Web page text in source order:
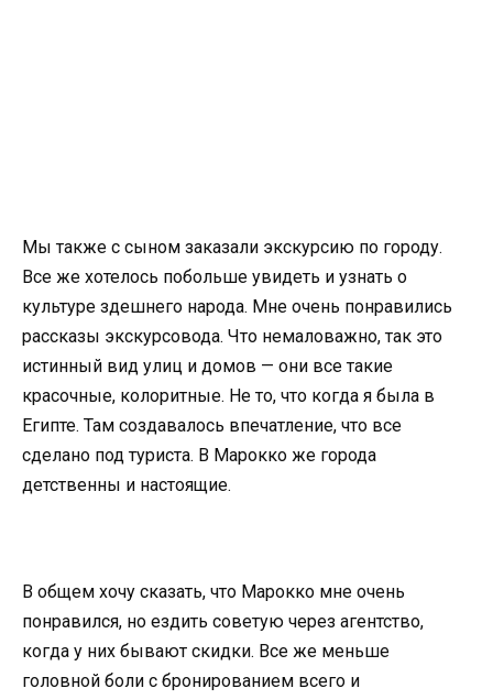
Мы также с сыном заказали экскурсию по городу.
Все же хотелось побольше увидеть и узнать о
культуре здешнего народа. Мне очень понравились
рассказы экскурсовода. Что немаловажно, так это
истинный вид улиц и домов — они все такие
красочные, колоритные. Не то, что когда я была в
Египте. Там создавалось впечатление, что все
сделано под туриста. В Марокко же города
детственны и настоящие.
В общем хочу сказать, что Марокко мне очень
понравился, но ездить советую через агентство,
когда у них бывают скидки. Все же меньше
головной боли с бронированием всего и